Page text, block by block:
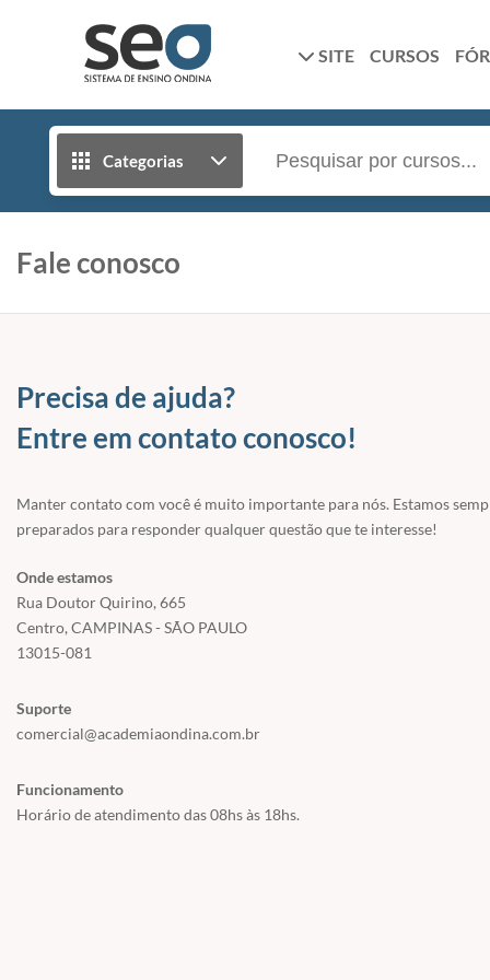
SITE CURSOS
Categorias
Fale conosco
Precisa de ajuda?
Entre em contato conosco!
Manter contato com você é muito importante para nós. Estamos
preparados para responder qualquer questão que te interesse!
Onde estamos
Rua Doutor Quirino, 665
Centro, CAMPINAS - SÃO PAULO
13015-081
Suporte
comercial@academiaondina.com.br
Funcionamento
Horário de atendimento das 08hs às 18hs.